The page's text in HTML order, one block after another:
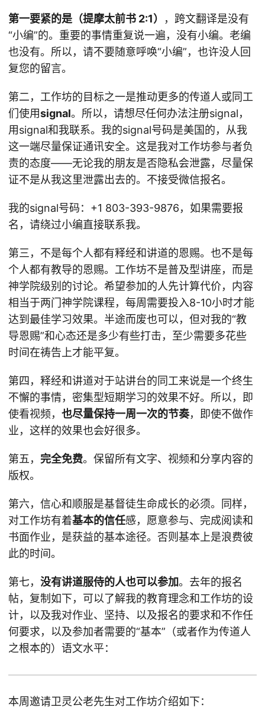
第一要紧的是（提摩太前书 2:1）
，跨文翻译是没有
“小编”的。重要的事情重复说一遍，没有小编。老编
也没有。所以，请不要随意呼唤“小编”，也许没人回
复您的留言。
第二，工作坊的目标之一是推动更多的传道人或同工
们使用signal。所以，请想尽任何办法注册signal，
用signal和我联系。我的signal号码是美国的，从我
这一端尽量保证通讯安全。这是我对工作坊参与者负
责的态度——无论我的朋友是否隐私会泄露，尽量保
证不是从我这里泄露出去的。不接受微信报名。
我的signal号码：+1 803-393-9876，如果需要报
名，请绕过小编直接联系我。
第三，不是每个人都有释经和讲道的恩赐。也不是每
个人都有教导的恩赐。工作坊不是普及型讲座，而是
神学院级别的讨论。希望参加的人先计算代价，内容
相当于两门神学院课程，每周需要投入8-10小时才能
达到最佳学习效果。半途而废也可以，但对我的“教
导恩赐”和心态还是多少有些打击，至少需要多花些
时间在祷告上才能平复。
第四，释经和讲道对于站讲台的同工来说是一个终生
不懈的事情，密集型短期学习的效果不好。所以，即
使看视频， 也尽量保持一周一次的节奏，即使不做作
业，这样的效果也会好很多。
第五， 完全免费。保留所有文字、视频和分享内容的
版权。
第六，信心和顺服是基督徒生命成长的必须。同样，
对工作坊有着基本的信任感，愿意参与、完成阅读和
书面作业，是获益的基本途径。否则基本上是浪费彼
此的时间。
第七， 没有讲道服侍的人也可以参加。去年的报名
帖，复制如下，可以了解我的教育理念和工作坊的设
计，以及我对作业、坚持、以及报名的要求和不作任
何要求，以及参加者需要的“基本”（或者作为传道人
之根本的）语文水平：
本周邀请卫灵公老先生对工作坊介绍如下：